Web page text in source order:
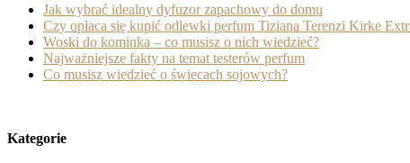
Jak wybrać idealny dyfuzor zapachowy do domu
Czy opłaca się kupić odlewki perfum Tiziana Terenzi Kirke
Woski do kominka – co musisz o nich wiedzieć?
Najważniejsze fakty na temat testerów perfum
Co musisz wiedzieć o świecach sojowych?
Kategorie